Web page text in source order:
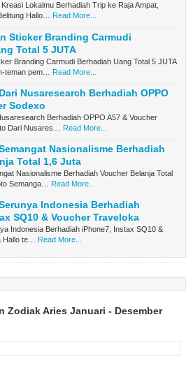
Lokalmu Berhadiah Trip ke Raja Ampat,
Hallo… Read More...
Sticker Branding Carmudi
Total 5 JUTA
Branding Carmudi Berhadiah Uang Total 5 JUTA
teman pem…
Read More...
Nusaresearch Berhadiah OPPO
Sodexo
Berhadiah OPPO A57 & Voucher
Dari Nusares…
Read More...
Nasionalisme Berhadiah
Total 1,6 Juta
Nasionalisme Berhadiah Voucher Belanja Total
Semanga…
Read More...
Indonesia Berhadiah
SQ10 & Voucher Traveloka
Indonesia Berhadiah iPhone7, Instax SQ10 &
Hallo te… Read More...
Zodiak Aries Januari - Desember